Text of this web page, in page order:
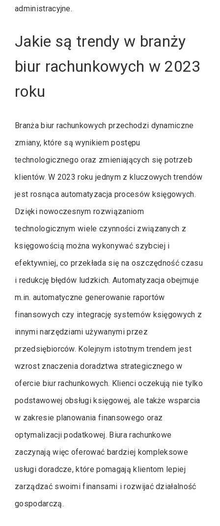
administracyjne.
Jakie są trendy w branży
biur rachunkowych w 2023
roku
Branża biur rachunkowych przechodzi dynamiczne
zmiany, które są wynikiem postępu
technologicznego oraz zmieniających się potrzeb
klientów. W 2023 roku jednym z kluczowych trendów
jest rosnąca automatyzacja procesów księgowych.
Dzięki nowoczesnym rozwiązaniom
technologicznym wiele czynności związanych z
księgowością można wykonywać szybciej i
efektywniej, co przekłada się na oszczędność czasu
i redukcję błędów ludzkich. Automatyzacja obejmuje
m.in. automatyczne generowanie raportów
finansowych czy integrację systemów księgowych z
innymi narzędziami używanymi przez
przedsiębiorców. Kolejnym istotnym trendem jest
wzrost znaczenia doradztwa strategicznego w
ofercie biur rachunkowych. Klienci oczekują nie tylko
podstawowej obsługi księgowej, ale także wsparcia
w zakresie planowania finansowego oraz
optymalizacji podatkowej. Biura rachunkowe
zaczynają więc oferować bardziej kompleksowe
usługi doradcze, które pomagają klientom lepiej
zarządzać swoimi finansami i rozwijać działalność
gospodarczą.